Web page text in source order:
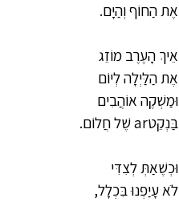
אֶת הַחוֹף וְהַיָּם.
אֵיךְ הָעֶרֶב מוֹזֵג
אֶת הַלַּיְלָה לְיוֹם
וּמַשְׁקֶה אוֹהֲבִים
בַּנְקֵטar שֶׁל חֲלוֹם.
וּכְשֶׁאַתְּ לְצִדִּי
לֹא עָיַפְנוּ בִּכְלָל,